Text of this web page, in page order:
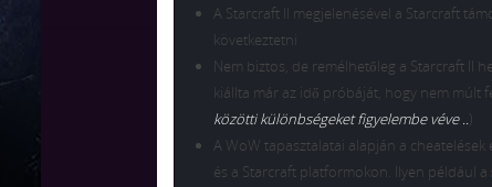
A Starcraft II megjelenésével a Starcraft
következtetni
Nem biztos, de remélhetőleg a Starcraft II
kiállta már az idő próbáját, hogy nem múlt
közötti különbségeket figyelembe véve ..)
A WoW tapasztalatai alapján a
és a Starcraft platformokon. Ilyen például a